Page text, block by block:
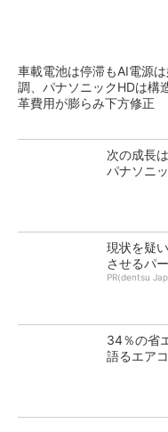
車載電池は停滞もAI電源
調、パナソニックHDは構
革費用が膨らみ下方修正
次の成長
パナソニ
現状を疑
させるパ
PR(dentsu
34％の省
語るエア